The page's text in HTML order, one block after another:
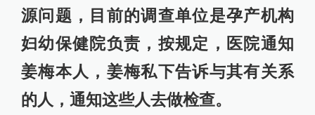
源问题，目前的调查单位是孕产机构
妇幼保健院负责，按规定，医院通知
姜梅本人，姜梅私下告诉与其有关系
的人，通知这些人去做检查。